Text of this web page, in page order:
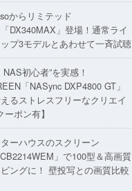
からリミテッド
DX340MAX」登場！通常ライ
プ3モデルとあわせて一斉試聴
NAS初心者”を実感！
「NASync DXP4800 GT」
るストレスフリーなクリエイ
ポン有】
ーハウスのスクリーン
」で100型＆高画質
ングに！ 壁投写との画質比較